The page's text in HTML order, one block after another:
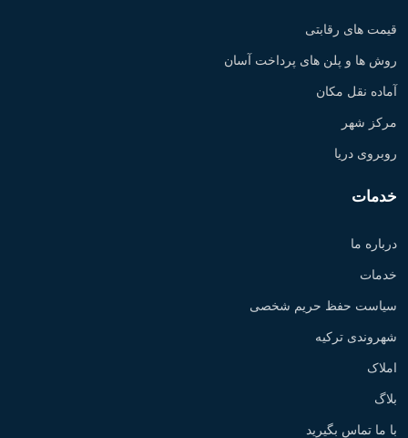
قیمت های رقابتی
روش ها و پلن های پرداخت آسان
آماده نقل مکان
مرکز شهر
روبروی دریا
خدمات
درباره ما
خدمات
سیاست حفظ حریم شخصی
شهروندی ترکیه
املاک
بلاگ
با ما تماس بگیرید